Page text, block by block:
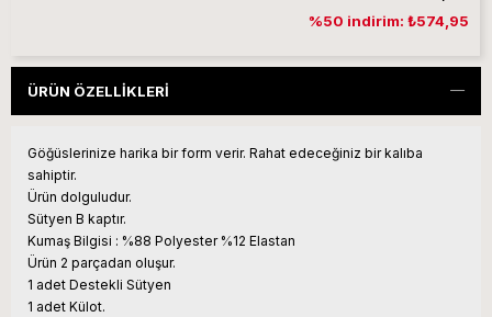
%50 indirim: ₺574,95
ÜRÜN ÖZELLIKLERI
Göğüslerinize harika bir form verir. Rahat edeceğiniz bir kalıba
sahiptir.
Ürün dolguludur.
Sütyen B kaptır.
Kumaş Bilgisi : %88 Polyester %12 Elastan
Ürün 2 parçadan oluşur.
1 adet Destekli Sütyen
1 adet Külot.